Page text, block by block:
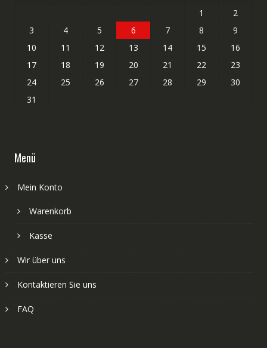
1
2
3
4 5 6 7 8
9
10
11 12 13 14 15
16
17
18 19 20 21 22
23
24
25 26 27 28 29
30
31
Menü
Mein Konto
Warenkorb
Kasse
Wir über uns
Kontaktieren Sie uns
FAQ